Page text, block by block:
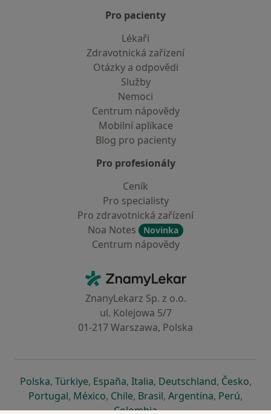
Pro pacienty
Lékaři
Zdravotnická zařízení
Otázky a odpovědi
Služby
Nemoci
Centrum nápovědy
Mobilní aplikace
Blog pro pacienty
Pro profesionály
Ceník
Pro specialisty
Pro zdravotnická zařízení
Noa Notes
Novinka
Centrum nápovědy
ZnamyLekar - Hlavní stránka
ZnanyLekarz Sp. z o.o.
ul. Kolejowa 5/7
01-217 Warszawa, Polska
Polskase otevře v nové záložce
, Türkiyese otevře v nové záložce
, Españase otevře v nové záložce
, Italiase otevře v nové záložce
, Deutschlandse otevře v
, Českose
,
Portugalse otevře v nové záložce
, Méxicose otevře v nové záložce
, Chilese otevře v nové záložce
, Brasilse otevře v nové
, Argentinase otevře v
, Perúse
,
Colombiase otevře v nové záložce